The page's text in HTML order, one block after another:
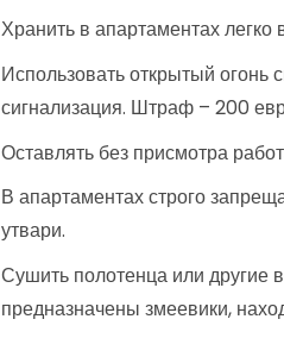
Хранить в апартаментах
Использовать открытый огонь
сигнализация. Штраф – 200
Оставлять без присмотра
В апартаментах строго
утвари.
Сушить полотенца или другие
предназначены змеевики,